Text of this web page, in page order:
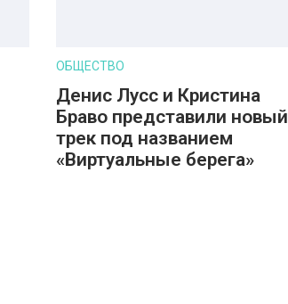
ОБЩЕСТВО
Денис Лусс и Кристина
Браво представили новый
трек под названием
«Виртуальные берега»